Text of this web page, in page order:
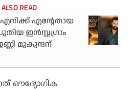
എന്റേതായ
ഇന്‍സ്റ്റഗ്രാം
ഉണ്ണി മുകുന്ദന്
ഔദ്യോഗിക